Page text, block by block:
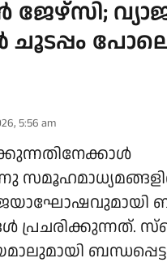
ചൂടപ്പം
5:56 am
പ്രചരിക്കുന്നത്.